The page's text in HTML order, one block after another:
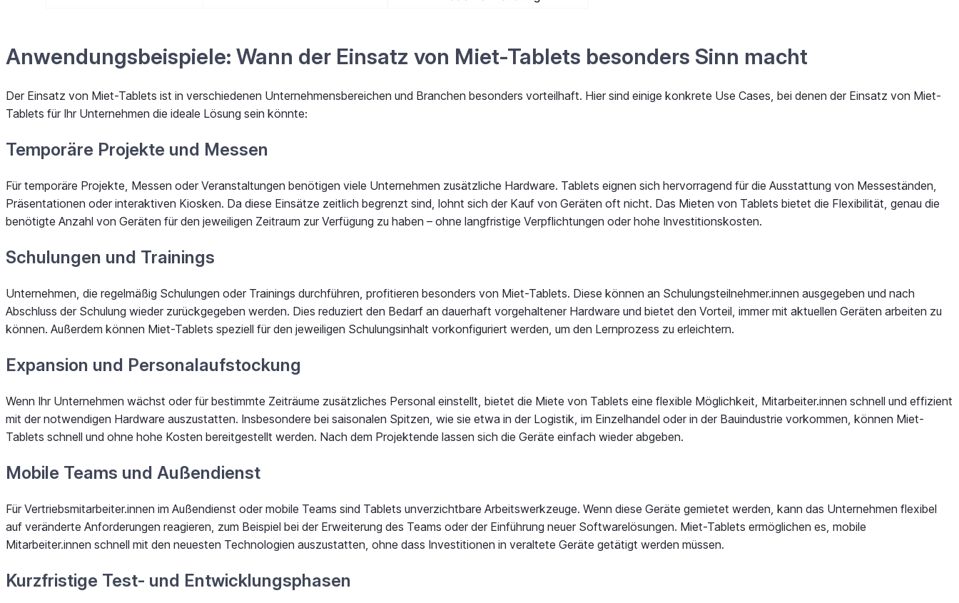
Anwendungsbeispiele: Wann der Einsatz von Miet-Tablets besonders Sinn macht
Der Einsatz von Miet-Tablets ist in verschiedenen Unternehmensbereichen und Branchen besonders vorteilhaft. Hier sind einige konkrete Use Cases, bei denen der Einsatz von Miet-
Tablets für Ihr Unternehmen die ideale Lösung sein könnte:
Temporäre Projekte und Messen
Für temporäre Projekte, Messen oder Veranstaltungen benötigen viele Unternehmen zusätzliche Hardware. Tablets eignen sich hervorragend für die Ausstattung von Messeständen,
Präsentationen oder interaktiven Kiosken. Da diese Einsätze zeitlich begrenzt sind, lohnt sich der Kauf von Geräten oft nicht. Das Mieten von Tablets bietet die Flexibilität, genau die
benötigte Anzahl von Geräten für den jeweiligen Zeitraum zur Verfügung zu haben – ohne langfristige Verpflichtungen oder hohe Investitionskosten.
Schulungen und Trainings
Unternehmen, die regelmäßig Schulungen oder Trainings durchführen, profitieren besonders von Miet-Tablets. Diese können an Schulungsteilnehmer.innen ausgegeben und nach
Abschluss der Schulung wieder zurückgegeben werden. Dies reduziert den Bedarf an dauerhaft vorgehaltener Hardware und bietet den Vorteil, immer mit aktuellen Geräten arbeiten zu
können. Außerdem können Miet-Tablets speziell für den jeweiligen Schulungsinhalt vorkonfiguriert werden, um den Lernprozess zu erleichtern.
Expansion und Personalaufstockung
Wenn Ihr Unternehmen wächst oder für bestimmte Zeiträume zusätzliches Personal einstellt, bietet die Miete von Tablets eine flexible Möglichkeit, Mitarbeiter.innen schnell und effizient
mit der notwendigen Hardware auszustatten. Insbesondere bei saisonalen Spitzen, wie sie etwa in der Logistik, im Einzelhandel oder in der Bauindustrie vorkommen, können Miet-
Tablets schnell und ohne hohe Kosten bereitgestellt werden. Nach dem Projektende lassen sich die Geräte einfach wieder abgeben.
Mobile Teams und Außendienst
Für Vertriebsmitarbeiter.innen im Außendienst oder mobile Teams sind Tablets unverzichtbare Arbeitswerkzeuge. Wenn diese Geräte gemietet werden, kann das Unternehmen flexibel
auf veränderte Anforderungen reagieren, zum Beispiel bei der Erweiterung des Teams oder der Einführung neuer Softwarelösungen. Miet-Tablets ermöglichen es, mobile
Mitarbeiter.innen schnell mit den neuesten Technologien auszustatten, ohne dass Investitionen in veraltete Geräte getätigt werden müssen.
Kurzfristige Test- und Entwicklungsphasen